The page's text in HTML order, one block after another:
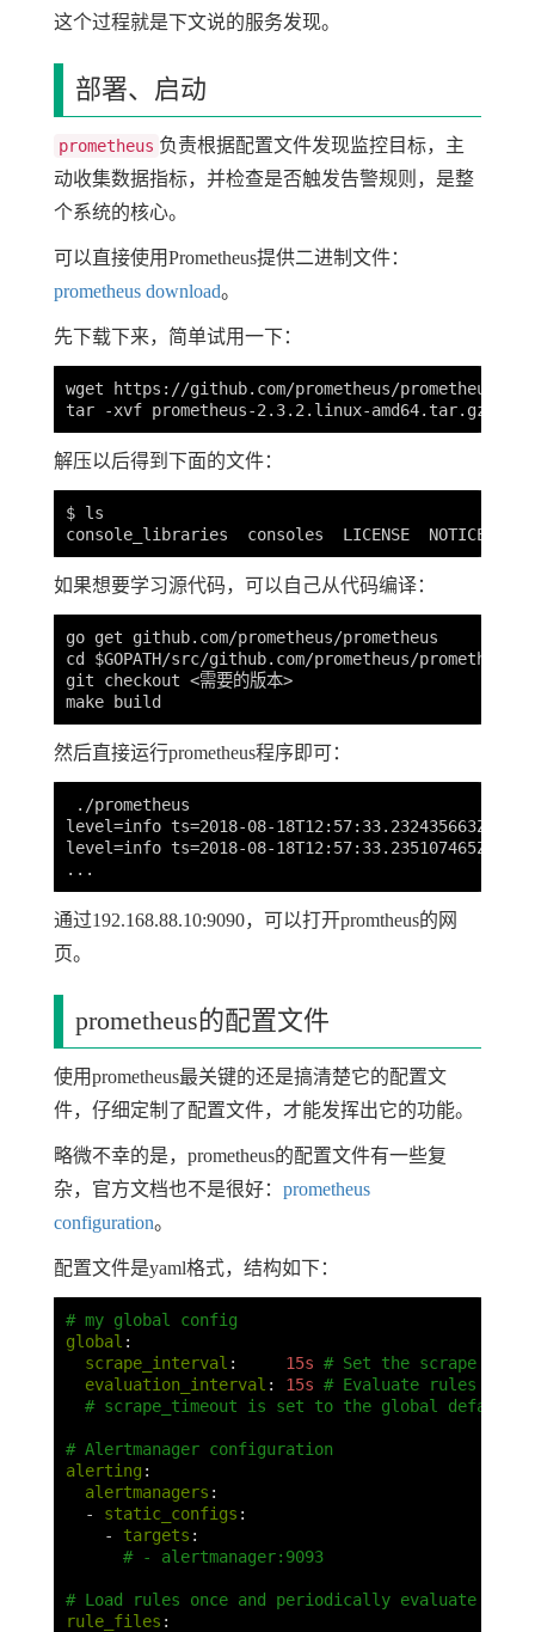
这个过程就是下文说的服务发现。
部署、启动
prometheus 负责根据配置文件发现监控目标，主
动收集数据指标，并检查是否触发告警规则，是整
个系统的核心。
可以直接使用Prometheus提供二进制文件：
prometheus download。
先下载下来，简单试用一下：
wget https://github.com/prometheus/prometheus/
解压以后得到下面的文件：
$ ls
如果想要学习源代码，可以自己从代码编译：
go get github.com/prometheus/prometheus
cd $GOPATH/src/github.com/prometheus/prometheus
git checkout <需要的版本>
然后直接运行prometheus程序即可：
./prometheus
level=info ts=2018-08-18T12:57:33.232435663Z
level=info ts=2018-08-18T12:57:33.235107465Z
通过192.168.88.10:9090，可以打开promtheus的网
页。
prometheus的配置文件
使用prometheus最关键的还是搞清楚它的配置文
件，仔细定制了配置文件，才能发挥出它的功能。
略微不幸的是，prometheus的配置文件有一些复
杂，官方文档也不是很好： prometheus
configuration。
配置文件是yaml格式，结构如下：
# my global config
global :
scrape_interval : 15s # Set the scrape
evaluation_interval : 15s # Evaluate rules
# scrape_timeout is set to the global default
# Alertmanager configuration
alerting :
alertmanagers :
-
static_configs :
-
targets :
# - alertmanager:9093
# Load rules once and periodically evaluate
rule_files :